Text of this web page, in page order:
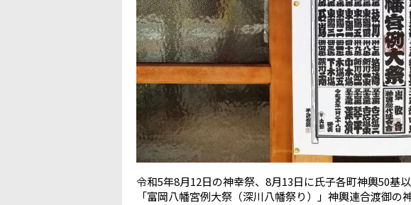
令和5年8月12日の神幸祭、8月13日に氏子各町神輿50基
「富岡八幡宮例大祭（深川八幡祭り）」神輿連合渡御の